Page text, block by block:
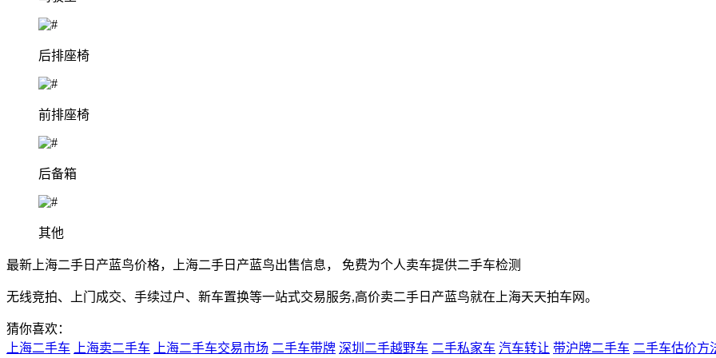
后排座椅
前排座椅
后备箱
其他
最新上海二手日产蓝鸟价格，上海二手日产蓝鸟出售信息， 免费为个人卖车提供二手车检测
无线竞拍、上门成交、手续过户、新车置换等一站式交易服务,高价卖二手日产蓝鸟就在上海天天拍车网。
猜你喜欢：
上海二手车
上海卖二手车 上海二手车交易市场 二手车带牌 深圳二手越野车 二手私家车 汽车转让 带沪牌二手车 二手车估价方